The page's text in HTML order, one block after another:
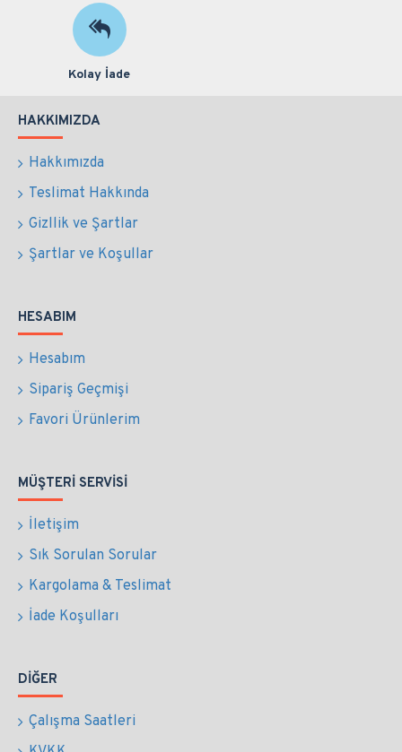
Kolay İade
HAKKIMIZDA
Hakkımızda
Teslimat Hakkında
Gizllik ve Şartlar
Şartlar ve Koşullar
HESABIM
Hesabım
Sipariş Geçmişi
Favori Ürünlerim
MÜŞTERI SERVISI
İletişim
Sık Sorulan Sorular
Kargolama & Teslimat
İade Koşulları
DIĞER
Çalışma Saatleri